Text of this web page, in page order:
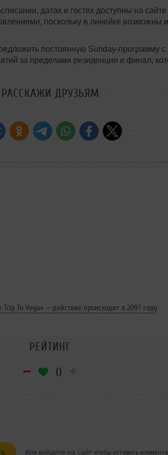
датах и гостях доступны на
поскольку в линейке возможны
постоянную Sunday-программу
за пределами резиденции и финал,
РАССКАЖИ ДРУЗЬЯМ
To Vega» — действие происходит в 2097 году
РЕЙТИНГ
0
Или войдите на сайт чтобы оставить